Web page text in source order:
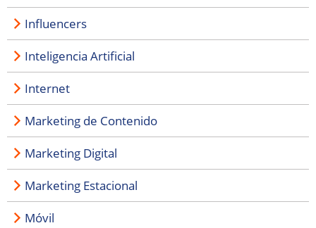
Influencers
Inteligencia Artificial
Internet
Marketing de Contenido
Marketing Digital
Marketing Estacional
Móvil